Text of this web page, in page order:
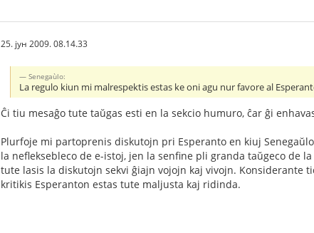
25. јун 2009. 08.14.33
Senegaùlo:
La regulo kiun mi malrespektis estas ke oni agu nur favore al
Ĉi tiu mesaĝo tute taŭgas esti en la sekcio humuro, ĉar ĝi
Plurfoje mi partoprenis diskutojn pri Esperanto en kiuj
la nefleksebleco de e-istoj, jen la senfine pli granda taŭgeco de
tute lasis la diskutojn sekvi ĝiajn vojojn kaj vivojn. Konsiderante
kritikis Esperanton estas tute maljusta kaj ridinda.